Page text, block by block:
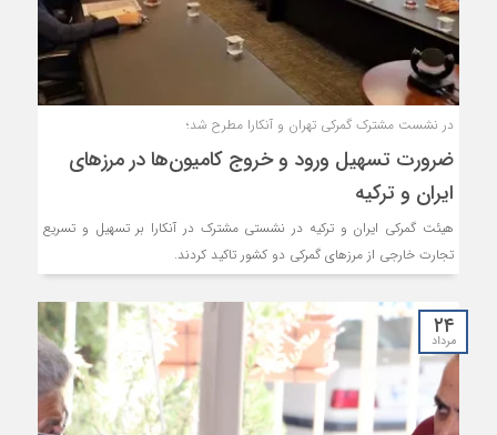
در نشست مشترک گمرکی تهران و آنکارا مطرح شد؛
ضرورت تسهیل ورود و خروج کامیون‌ها در مرزهای
ایران و ترکیه
هیئت گمرکی ایران و ترکیه در نشستی مشترک در آنکارا بر تسهیل و تسریع
تجارت خارجی از مرزهای گمرکی دو کشور تاکید کردند.
۲۴
مرداد